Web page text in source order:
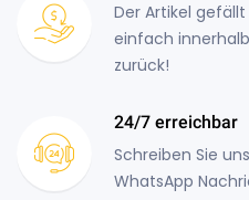
Der Artikel
einfach
zurück!
24/7 erreichbar
Schreiben Sie
WhatsApp